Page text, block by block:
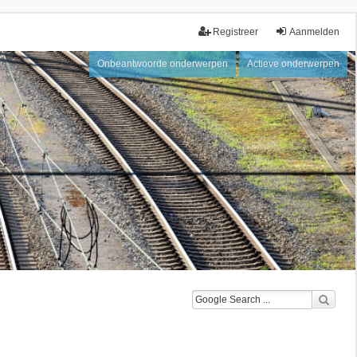
Aanmelden
Registreer
Onbeantwoorde onderwerpen Actieve onderwerpen